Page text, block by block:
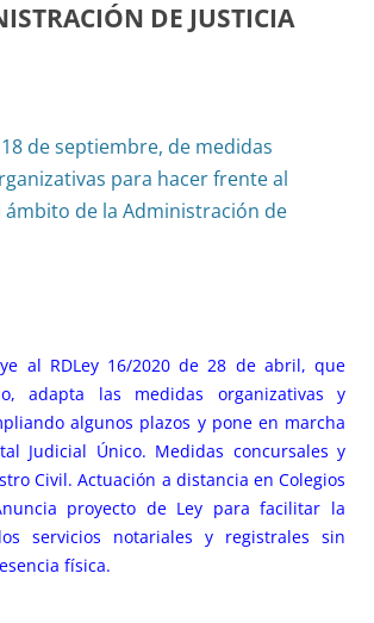
DE JUSTICIA
de septiembre, de medidas
para hacer frente al
ámbito de la Administración de
al RDLey 16/2020 de 28 de abril, que
adapta las medidas organizativas y
algunos plazos y pone en marcha
Judicial Único. Medidas concursales y
Civil. Actuación a distancia en Colegios
proyecto de Ley para facilitar la
servicios notariales y registrales sin
física.